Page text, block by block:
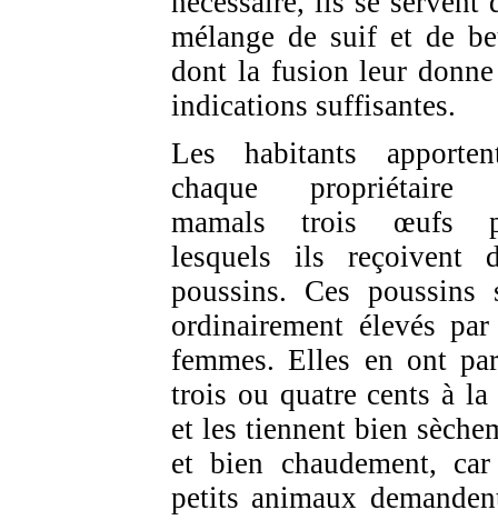
mélange de suif et de
dont la fusion leur donne
indications suffisantes.
Les habitants
chaque propriétaire
mamals trois œufs
lesquels ils reçoivent
poussins. Ces poussins
ordinairement élevés par
femmes. Elles en ont
trois ou quatre cents à
et les tiennent bien
et bien chaudement,
petits animaux